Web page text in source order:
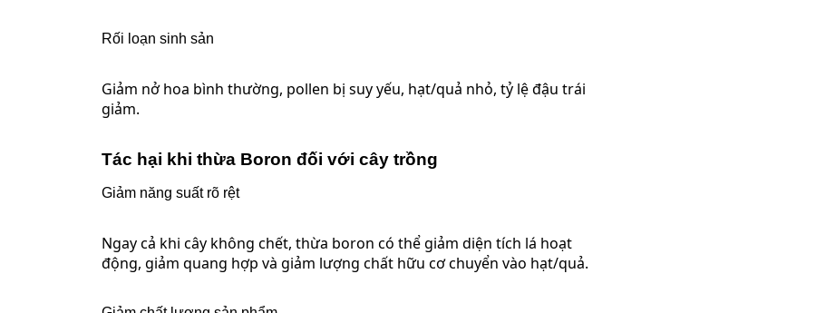
Rối loạn sinh sản
Giảm nở hoa bình thường, pollen bị suy yếu, hạt/quả nhỏ, tỷ lệ đậu trái
giảm.
Tác hại khi thừa Boron đối với cây trồng
Giảm năng suất rõ rệt
Ngay cả khi cây không chết, thừa boron có thể giảm diện tích lá hoạt
động, giảm quang hợp và giảm lượng chất hữu cơ chuyển vào hạt/quả.